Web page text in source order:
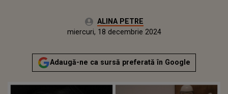
Autor:ALINA PETRE
luni, 18 decembrie 2023
Actualizat:
miercuri, 18 decembrie 2024
Adaugă-ne ca sursă preferată în Google